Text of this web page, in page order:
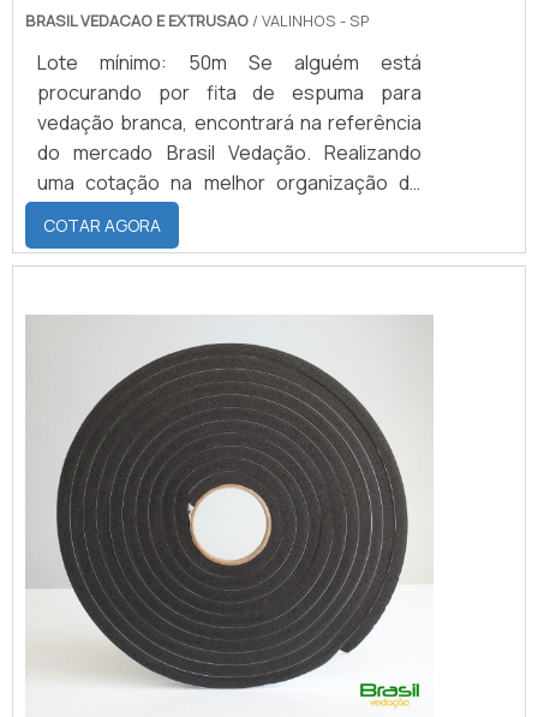
BRASIL VEDACAO E EXTRUSAO / VALINHOS - SP
Lote mínimo: 50m Se alguém está
procurando por fita de espuma para
vedação branca, encontrará na referência
do mercado Brasil Vedação. Realizando
uma cotação na melhor organização do
ramo e descobrindo a maior referência de
qualidade da área de atuação.Quando a
busca é por fita de espuma para vedação
que não desbotam ou amarelam.MAIS
SOBRE FITA DE ESPUMA P...
COTAR AGORA